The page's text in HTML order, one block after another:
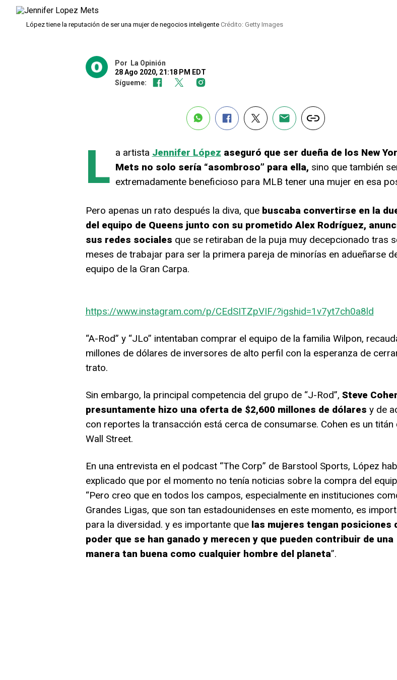
López tiene la reputación de ser una mujer de negocios inteligente Crédito: Getty Images
Por
La Opinión
28 Ago 2020, 21:18 PM EDT
Sígueme:
L a artista Jennifer López aseguró que ser dueña de los New
Mets no solo sería “asombroso” para ella, sino que también
extremadamente beneficioso para MLB tener una mujer en esa
Pero apenas un rato después la diva, que buscaba convertirse en la
del equipo de Queens junto con su prometido Alex Rodríguez,
sus redes sociales que se retiraban de la puja muy decepcionado tras
meses de trabajar para ser la primera pareja de minorías en adueñarse
equipo de la Gran Carpa.
https://www.instagram.com/p/CEdSITZpVIF/?igshid=1v7yt7ch0a8ld
“A-Rod” y “JLo” intentaban comprar el equipo de la familia Wilpon,
millones de dólares de inversores de alto perfil con la esperanza de
trato.
Sin embargo, la principal competencia del grupo de “J-Rod”, Steve
presuntamente hizo una oferta de $2,600 millones de dólares y de
con reportes la transacción está cerca de consumarse. Cohen es un titán
Wall Street.
En una entrevista en el podcast “The Corp” de Barstool Sports, López
explicado que por el momento no tenía noticias sobre la compra del
“Pero creo que en todos los campos, especialmente en instituciones
Grandes Ligas, que son tan estadounidenses en este momento, es
para la diversidad. y es importante que las mujeres tengan posiciones
poder que se han ganado y merecen y que pueden contribuir de una
manera tan buena como cualquier hombre del planeta”.